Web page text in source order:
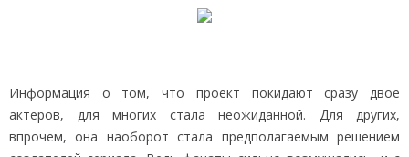
Информация о том, что проект покидают сразу двое
актеров, для многих стала неожиданной. Для других,
впрочем, она наоборот стала предполагаемым решением